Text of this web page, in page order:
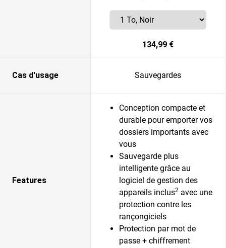
134,99 €
Cas d'usage Sauvegardes
Features
Conception compacte et
durable pour emporter vos
dossiers importants avec
vous
Sauvegarde plus
intelligente grâce au
logiciel de gestion des
appareils inclus2 avec une
protection contre les
rançongiciels
Protection par mot de
passe + chiffrement